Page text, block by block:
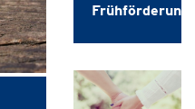
Frühförderung